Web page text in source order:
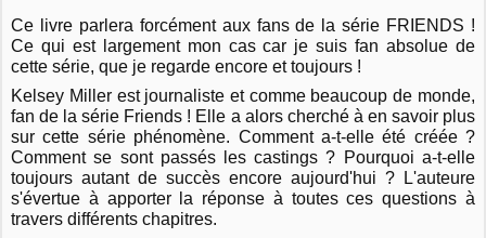
Ce livre parlera forcément aux fans de la série FRIENDS !
Ce qui est largement mon cas car je suis fan absolue de
cette série, que je regarde encore et toujours !
Kelsey Miller est journaliste et comme beaucoup de monde,
fan de la série Friends ! Elle a alors cherché à en savoir plus
sur cette série phénomène. Comment a-t-elle été créée ?
Comment se sont passés les castings ? Pourquoi a-t-elle
toujours autant de succès encore aujourd'hui ? L'auteure
s'évertue à apporter la réponse à toutes ces questions à
travers différents chapitres.